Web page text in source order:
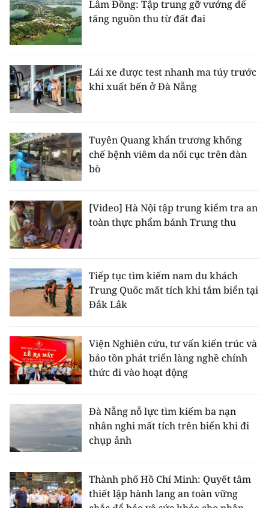
Lâm Đồng: Tập trung gỡ vướng để
tăng nguồn thu từ đất đai
Lái xe được test nhanh ma túy trước
khi xuất bến ở Đà Nẵng
Tuyên Quang khẩn trương khống
chế bệnh viêm da nổi cục trên đàn
bò
[Video] Hà Nội tập trung kiểm tra an
toàn thực phẩm bánh Trung thu
Tiếp tục tìm kiếm nam du khách
Trung Quốc mất tích khi tắm biển tại
Đắk Lắk
Viện Nghiên cứu, tư vấn kiến trúc và
bảo tồn phát triển làng nghề chính
thức đi vào hoạt động
Đà Nẵng nỗ lực tìm kiếm ba nạn
nhân nghi mất tích trên biển khi đi
chụp ảnh
Thành phố Hồ Chí Minh: Quyết tâm
thiết lập hành lang an toàn vững